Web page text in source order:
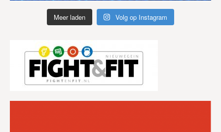
Meer laden Volg op Instagram